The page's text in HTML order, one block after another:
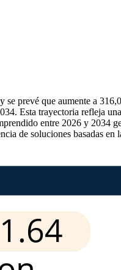
prevé que aumente a
Esta trayectoria refleja
entre 2026 y 2034
de soluciones basadas